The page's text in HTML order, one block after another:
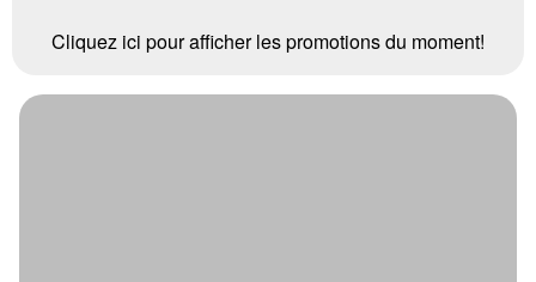
Cliquez ici pour afficher les promotions du moment!